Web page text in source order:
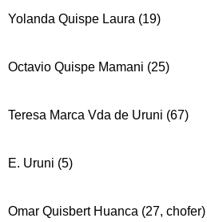
Yolanda Quispe Laura (19)
Octavio Quispe Mamani (25)
Teresa Marca Vda de Uruni (67)
E. Uruni (5)
Omar Quisbert Huanca (27, chofer)